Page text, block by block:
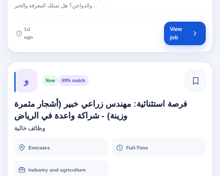
1d
ago
View
job
و New 69% match
فرصة استثنائية: مهندس زراعي خبير (أشجار مثمرة
وزينة) - شراكة واعدة في الرياض
وظائف خالية
Emirates Full-Time
Industry and agriculture